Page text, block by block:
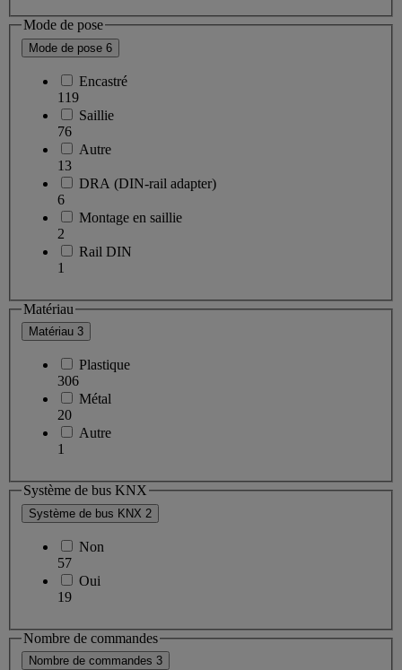
Mode de pose
Mode de pose 6
Encastré
119
Saillie
76
Autre
13
DRA (DIN-rail adapter)
6
Montage en saillie
2
Rail DIN
1
Matériau
Matériau 3
Plastique
306
Métal
20
Autre
1
Système de bus KNX
Système de bus KNX 2
Non
57
Oui
19
Nombre de commandes
Nombre de commandes 3